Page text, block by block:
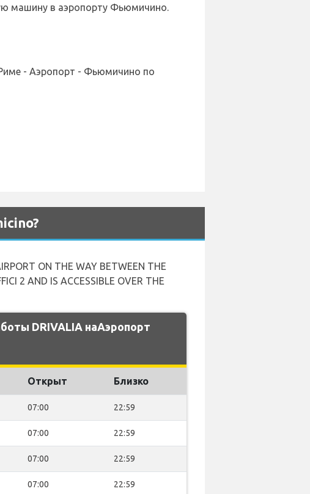
машину в аэропорту Фьюмичино.
- Аэропорт - Фьюмичино по
ON THE WAY BETWEEN THE
2 AND IS ACCESSIBLE OVER THE
DRIVALIA наАэропорт
Открыт Близко
07:00 22:59
07:00 22:59
07:00 22:59
07:00 22:59